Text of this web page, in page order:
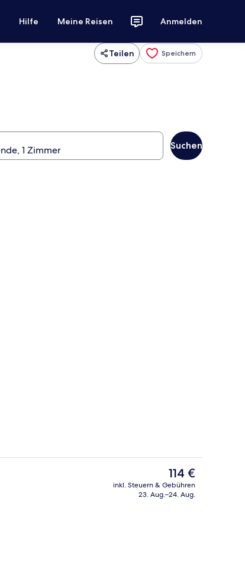
Hilfe Meine Reisen Anmelden
Teilen Speichern
Suchen
Bar auf der Dachterrasse
Der
aktuelle
Preis
114 €
inkl. Steuern & Gebühren
23. Aug.–24. Aug.